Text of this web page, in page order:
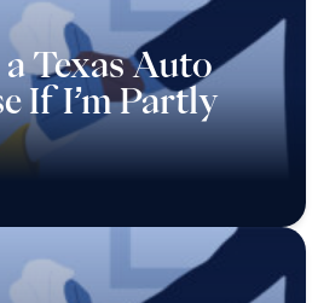
Texas Auto
If I’m Partly